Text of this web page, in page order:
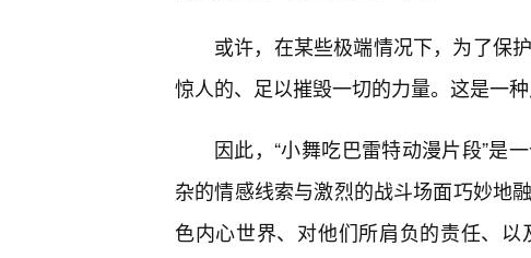
或许，在某些极端情况下，为了保
惊人的、足以摧毁一切的力量。这是一
因此，“小舞吃巴雷特动漫片段”是
杂的情感线索与激烈的战斗场面巧妙地
色内心世界、对他们所肩负的责任、